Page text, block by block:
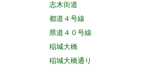
志木街道
都道４号線
県道４０号線
稲城大橋
稲城大橋通り